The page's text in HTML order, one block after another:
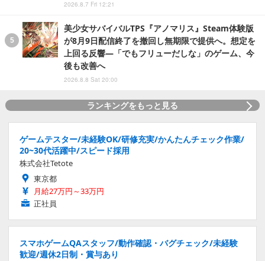
2026.8.7 Fri 12:21
美少女サバイバルTPS『アノマリス』Steam体験版
が8月9日配信終了を撤回し無期限で提供へ。想定を
上回る反響―「でもフリューだしな」のゲーム、今
後も改善へ
2026.8.8 Sat 20:00
ランキングをもっと見る
ゲームテスター/未経験OK/研修充実/かんたんチェック作業/
20~30代活躍中/スピード採用
株式会社Tetote
東京都
月給27万円～33万円
正社員
スマホゲームQAスタッフ/動作確認・バグチェック/未経験
歓迎/週休2日制・賞与あり